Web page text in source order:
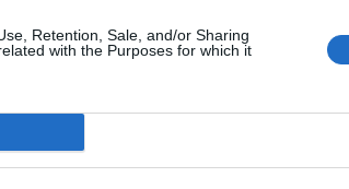
Retention, Sale, and/or Sharing
with the Purposes for which it
Redazione Invia notizia Feed RSS Facebook
Fotografiche
Foto dei lettori